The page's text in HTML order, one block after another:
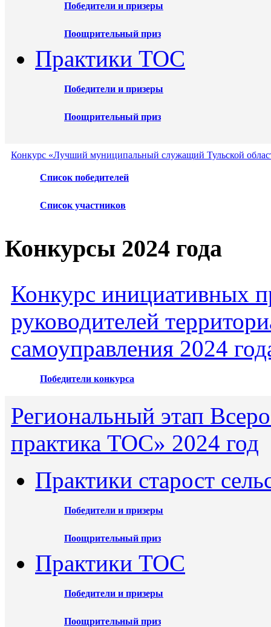
Победители и призеры
Поощрительный приз
Практики ТОС
Победители и призеры
Поощрительный приз
Конкурс «Лучший муниципальный служащий Тульской
Список победителей
Список участников
Конкурсы 2024 года
Конкурс инициативных
руководителей
самоуправления 2024
Победители конкурса
Региональный этап
практика ТОС» 2024 год
Практики старост
Победители и призеры
Поощрительный приз
Практики ТОС
Победители и призеры
Поощрительный приз